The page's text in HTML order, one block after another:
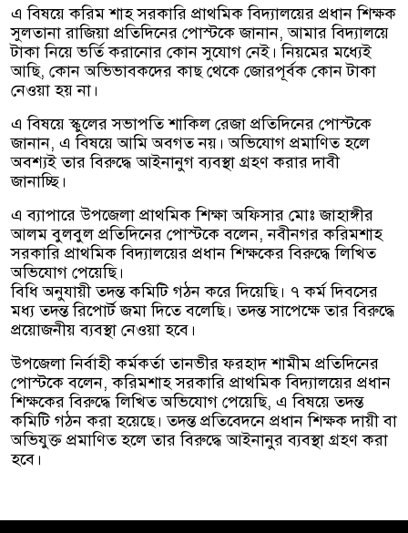
এ বিষয়ে করিম শাহ সরকারি প্রাথমিক বিদ্যালয়ের প্রধান শিক্ষক
সুলতানা রাজিয়া প্রতিদিনের পোস্টকে জানান, আমার বিদ্যালয়ে
টাকা নিয়ে ভর্তি করানোর কোন সুযোগ নেই। নিয়মের মধ্যেই
আছি, কোন অভিভাবকদের কাছ থেকে জোরপূর্বক কোন টাকা
নেওয়া হয় না।
এ বিষয়ে স্কুলের সভাপতি শাকিল রেজা প্রতিদিনের পোস্টকে
জানান, এ বিষয়ে আমি অবগত নয়। অভিযোগ প্রমাণিত হলে
অবশ্যই তার বিরুদ্ধে আইনানুগ ব্যবস্থা গ্রহণ করার দাবী
জানাচ্ছি।
এ ব্যাপারে উপজেলা প্রাথমিক শিক্ষা অফিসার মোঃ জাহাঙ্গীর
আলম বুলবুল প্রতিদিনের পোস্টকে বলেন, নবীনগর করিমশাহ
সরকারি প্রাথমিক বিদ্যালয়ের প্রধান শিক্ষকের বিরুদ্ধে লিখিত
অভিযোগ পেয়েছি।
বিধি অনুযায়ী তদন্ত কমিটি গঠন করে দিয়েছি। ৭ কর্ম দিবসের
মধ্য তদন্ত রিপোর্ট জমা দিতে বলেছি। তদন্ত সাপেক্ষে তার বিরুদ্ধে
প্রয়োজনীয় ব্যবস্থা নেওয়া হবে।
উপজেলা নির্বাহী কর্মকর্তা তানভীর ফরহাদ শামীম প্রতিদিনের
পোস্টকে বলেন, করিমশাহ সরকারি প্রাথমিক বিদ্যালয়ের প্রধান
শিক্ষকের বিরুদ্ধে লিখিত অভিযোগ পেয়েছি, এ বিষয়ে তদন্ত
কমিটি গঠন করা হয়েছে। তদন্ত প্রতিবেদনে প্রধান শিক্ষক দায়ী বা
অভিযুক্ত প্রমাণিত হলে তার বিরুদ্ধে আইনানুর ব্যবস্থা গ্রহণ করা
হবে।